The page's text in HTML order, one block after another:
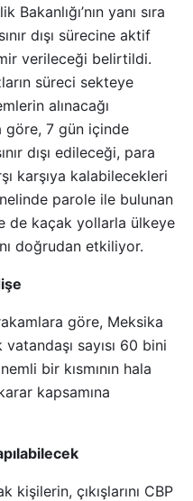
Bakanlığı’nın yanı sıra
dışı sürecine aktif
verileceği belirtildi.
süreci sekteye
alınacağı
göre, 7 gün içinde
dışı edileceği, para
karşıya kalabilecekleri
parole ile bulunan
de kaçak yollarla ülkeye
doğrudan etkiliyor.
göre, Meksika
sayısı 60 bini
bir kısmının hala
kapsamına
kişilerin, çıkışlarını CBP